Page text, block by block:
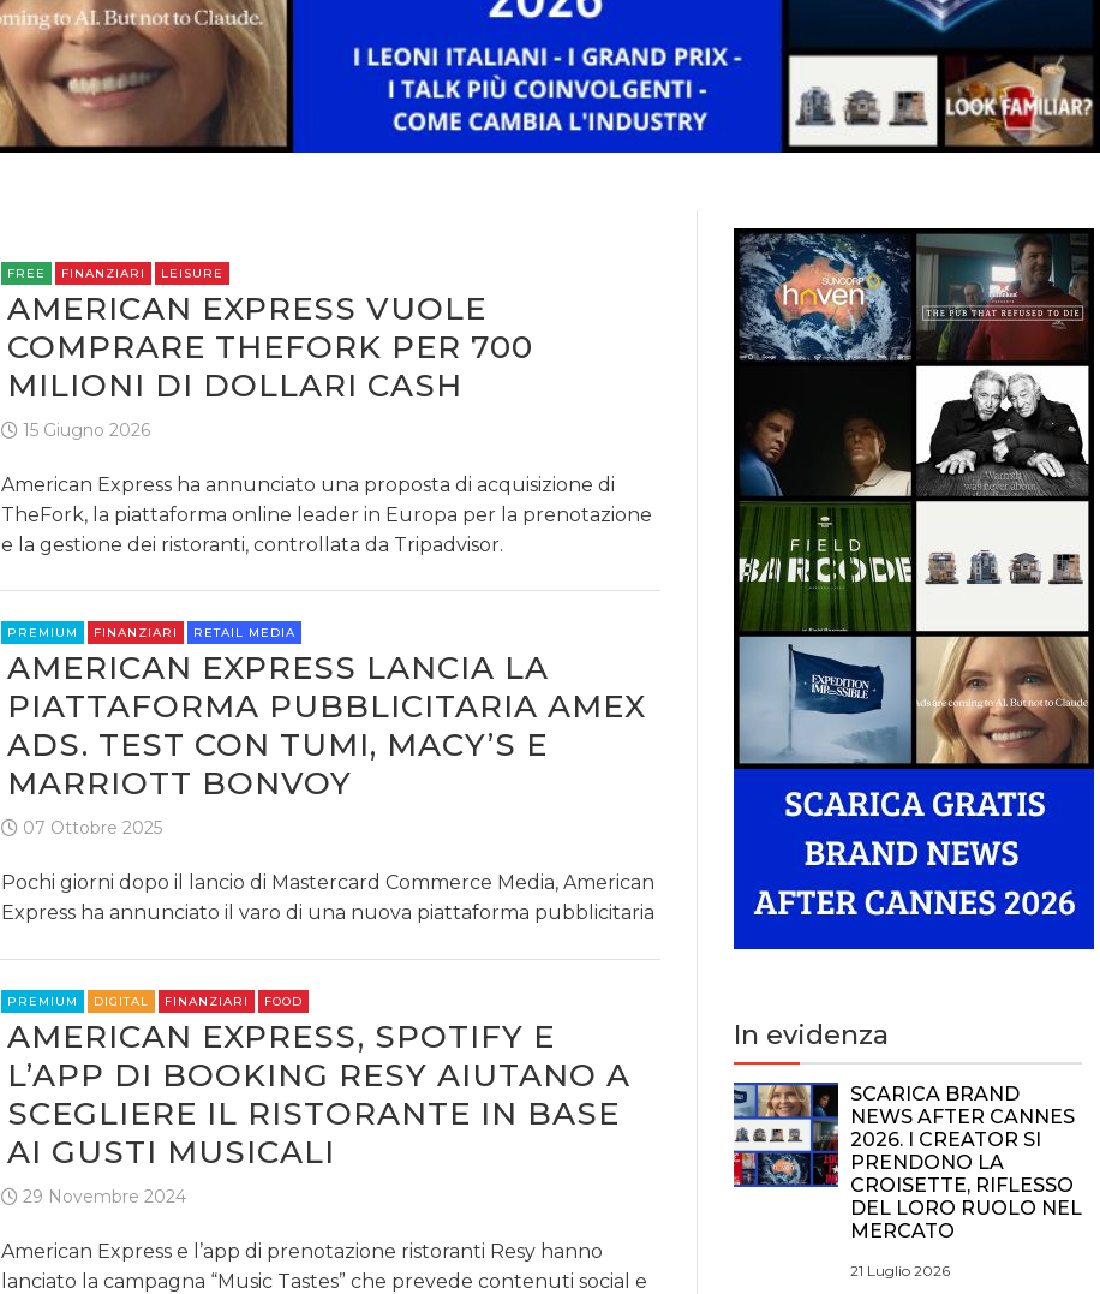
OPINIONI
FREE FINANZIARI LEISURE
AMERICAN EXPRESS VUOLE
COMPRARE THEFORK PER 700
MILIONI DI DOLLARI CASH
15 Giugno 2026
American Express ha annunciato una proposta di acquisizione di
TheFork, la piattaforma online leader in Europa per la prenotazione
e la gestione dei ristoranti, controllata da Tripadvisor.
PREMIUM FINANZIARI RETAIL MEDIA
AMERICAN EXPRESS LANCIA LA
PIATTAFORMA PUBBLICITARIA AMEX
ADS. TEST CON TUMI, MACY’S E
MARRIOTT BONVOY
07 Ottobre 2025
Pochi giorni dopo il lancio di Mastercard Commerce Media, American
Express ha annunciato il varo di una nuova piattaforma pubblicitaria
PREMIUM DIGITAL FINANZIARI FOOD
AMERICAN EXPRESS, SPOTIFY E
L’APP DI BOOKING RESY AIUTANO A
SCEGLIERE IL RISTORANTE IN BASE
AI GUSTI MUSICALI
29 Novembre 2024
American Express e l’app di prenotazione ristoranti Resy hanno
lanciato la campagna “Music Tastes” che prevede contenuti social e
In evidenza
SCARICA BRAND
NEWS AFTER CANNES
2026. I CREATOR SI
PRENDONO LA
CROISETTE, RIFLESSO
DEL LORO RUOLO NEL
MERCATO
21 Luglio 2026